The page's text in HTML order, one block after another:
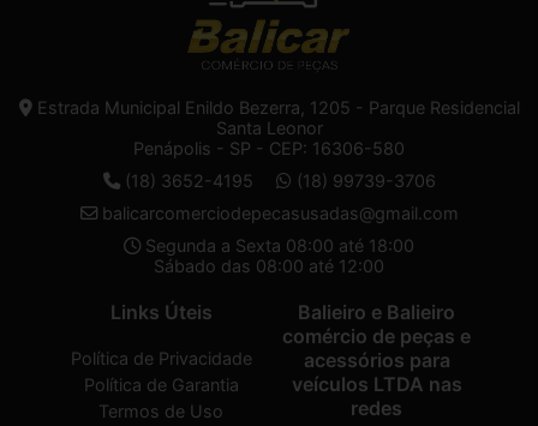
Estrada Municipal Enildo Bezerra, 1205 - Parque Residencial
Santa Leonor
Penápolis - SP - CEP: 16306-580
(18) 3652-4195
(18) 99739-3706
balicarcomerciodepecasusadas@gmail.com
Segunda a Sexta 08:00 até 18:00
Sábado das 08:00 até 12:00
Links Úteis
Política de Privacidade
Política de Garantia
Termos de Uso
Balieiro e Balieiro
comércio de peças e
acessórios para
veículos LTDA nas
redes